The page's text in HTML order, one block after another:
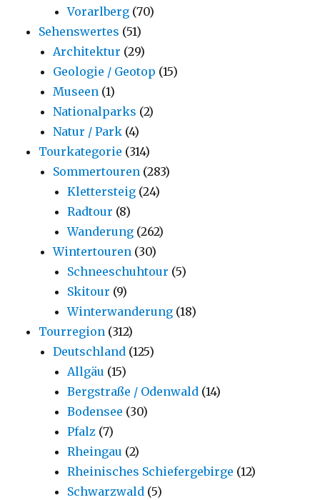
Vorarlberg (70)
Sehenswertes (51)
Architektur (29)
Geologie / Geotop (15)
Museen (1)
Nationalparks (2)
Natur / Park (4)
Tourkategorie (314)
Sommertouren (283)
Klettersteig (24)
Radtour (8)
Wanderung (262)
Wintertouren (30)
Schneeschuhtour (5)
Skitour (9)
Winterwanderung (18)
Tourregion (312)
Deutschland (125)
Allgäu (15)
Bergstraße / Odenwald (14)
Bodensee (30)
Pfalz (7)
Rheingau (2)
Rheinisches Schiefergebirge (12)
Schwarzwald (5)